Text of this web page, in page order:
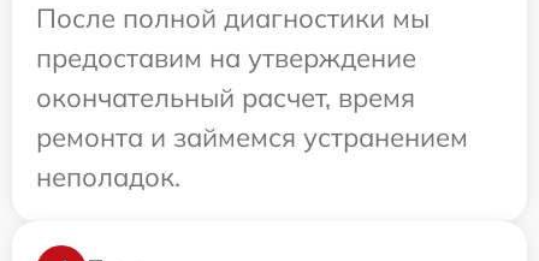
После полной диагностики мы
предоставим на утверждение
окончательный расчет, время
ремонта и займемся устранением
неполадок.